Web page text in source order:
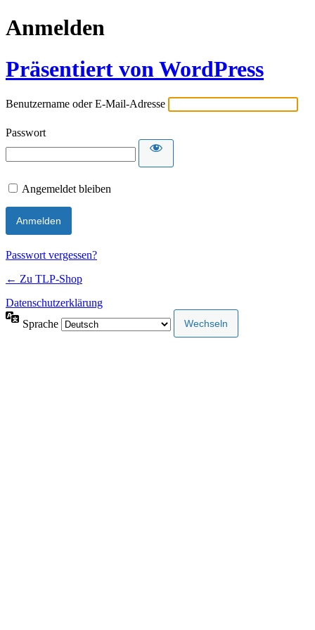
Anmelden
Präsentiert von WordPress
Benutzername oder E-Mail-Adresse
Passwort
Angemeldet bleiben
Passwort vergessen?
← Zu TLP-Shop
Datenschutzerklärung
Sprache